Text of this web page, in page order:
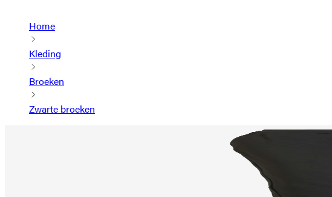
Home
Kleding
Broeken
Zwarte broeken